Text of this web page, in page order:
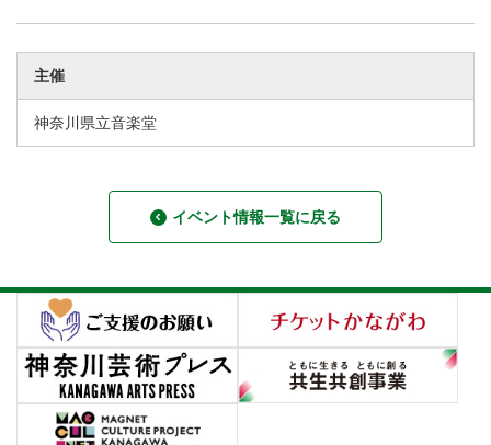
主催
神奈川県立音楽堂
イベント情報一覧に戻る